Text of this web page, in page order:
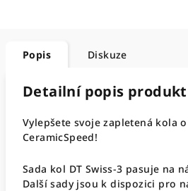
Popis Diskuze
Detailní popis
Vylepšete svoje zapletená kola
CeramicSpeed!
Sada kol DT Swiss-3 pasuje na
Další sady jsou k dispozici pro